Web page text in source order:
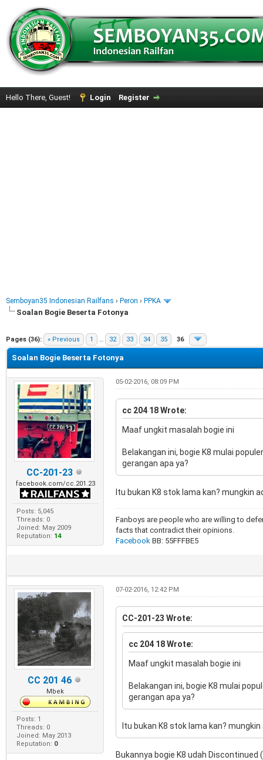
Hello There, Guest! Login Register
Semboyan35 Indonesian Railfans › Peron › PPKA
Soalan Bogie Beserta Fotonya
Pages (36): « Previous 1 … 32 33 34 35 36
Soalan Bogie Beserta Fotonya
CC-201-23
facebook.com/cc.201.23
Posts: 5,045
Threads: 0
Joined: May 2009
Reputation: 14
05-02-2016, 08:09 PM
cc 204 18 Wrote:
Maaf ungkit masalah bogie ini
Belakangan ini, bogie K8 mulai
gerangan apa ya?
Itu bukan K8 stok lama kan? mungkin
Fanboys are people who are willing to
facts that contradict their opinions.
Facebook BB: 55FFFBE5
CC 201 46
Mbek
Posts: 1
Threads: 0
Joined: May 2013
Reputation: 0
07-02-2016, 12:42 PM
CC-201-23 Wrote:
cc 204 18 Wrote:
Maaf ungkit masalah bogie ini
Belakangan ini, bogie K8 mulai
gerangan apa ya?
Itu bukan K8 stok lama kan?
Bukannya bogie K8 udah Discontinued